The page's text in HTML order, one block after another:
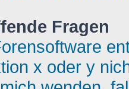
Fragen
x oder y